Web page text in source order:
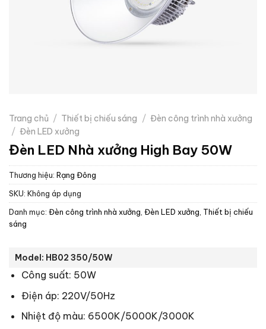
Trang chủ / Thiết bị chiếu sáng / Đèn công trình nhà xưởng
/ Đèn LED xưởng
Đèn LED Nhà xưởng High Bay 50W
Thương hiệu: Rạng Đông
SKU: Không áp dụng
Danh mục: Đèn công trình nhà xưởng Đèn LED xưởng Thiết bị chiếu
sáng
Model: HB02 350/50W
Công suất: 50W
Điện áp: 220V/50Hz
Nhiệt độ màu: 6500K/5000K/3000K